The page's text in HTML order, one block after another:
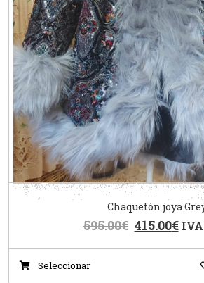
Chaquetón joya
595.00€ 415.00€
Seleccionar